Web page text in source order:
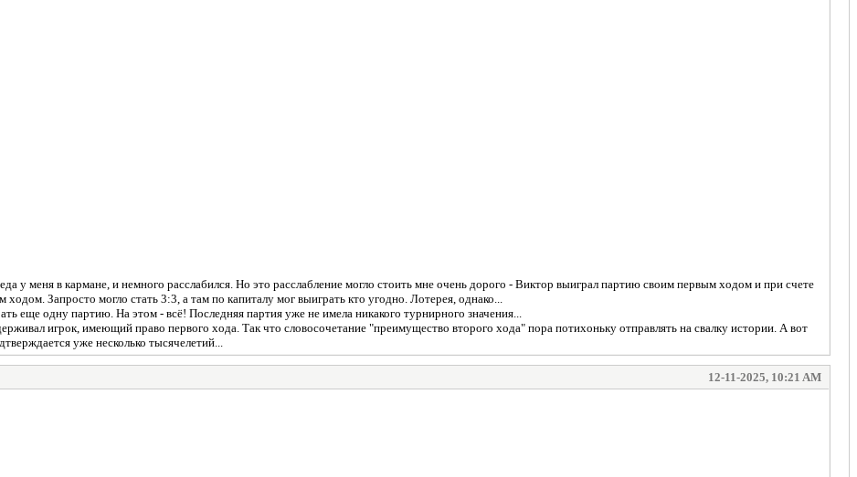
у меня в кармане, и немного расслабился. Но это расслабление могло стоить мне очень дорого - Виктор выиграл партию своим первым ходом и при счете
Запросто могло стать 3:3, а там по капиталу мог выиграть кто угодно. Лотерея, однако...
еще одну партию. На этом - всё! Последняя партия уже не имела никакого турнирного значения...
игрок, имеющий право первого хода. Так что словосочетание "преимущество второго хода" пора потихоньку отправлять на свалку истории. А вот
уже несколько тысячелетий...
12-11-2025, 10:21 AM